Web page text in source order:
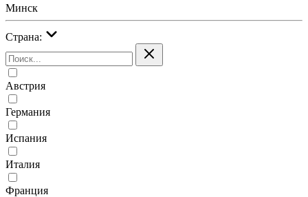
Минск
Страна:
Австрия
Германия
Испания
Италия
Франция